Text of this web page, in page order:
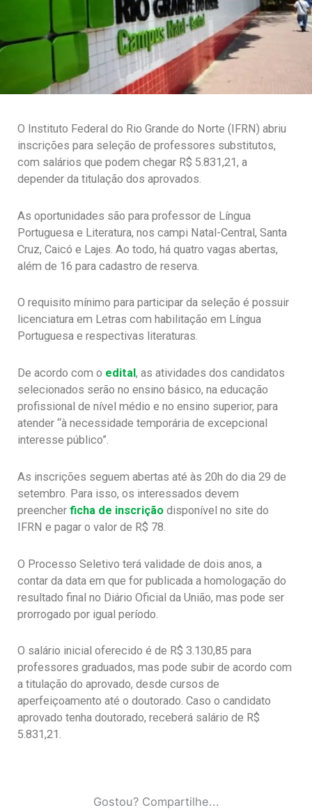
O Instituto Federal do Rio Grande do Norte (IFRN) abriu
inscrições para seleção de professores substitutos,
com salários que podem chegar R$ 5.831,21, a
depender da titulação dos aprovados.
As oportunidades são para professor de Língua
Portuguesa e Literatura, nos campi Natal-Central, Santa
Cruz, Caicó e Lajes. Ao todo, há quatro vagas abertas,
além de 16 para cadastro de reserva.
O requisito mínimo para participar da seleção é possuir
licenciatura em Letras com habilitação em Língua
Portuguesa e respectivas literaturas.
De acordo com o edital , as atividades dos candidatos
selecionados serão no ensino básico, na educação
profissional de nível médio e no ensino superior, para
atender “à necessidade temporária de excepcional
interesse público”.
As inscrições seguem abertas até às 20h do dia 29 de
setembro. Para isso, os interessados devem
preencher ficha de inscrição disponível no site do
IFRN e pagar o valor de R$ 78.
O Processo Seletivo terá validade de dois anos, a
contar da data em que for publicada a homologação do
resultado final no Diário Oficial da União, mas pode ser
prorrogado por igual período.
O salário inicial oferecido é de R$ 3.130,85 para
professores graduados, mas pode subir de acordo com
a titulação do aprovado, desde cursos de
aperfeiçoamento até o doutorado. Caso o candidato
aprovado tenha doutorado, receberá salário de R$
5.831,21.
Gostou? Compartilhe...